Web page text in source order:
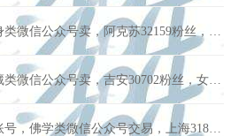
2017年注册账号，健身类微信公众号卖，阿克苏32159粉丝，女粉多，高播放，高点赞
2017年注册账号，收藏类微信公众号卖，吉安30702粉丝，女粉多，先到先得
2017年注册订阅公众账号，佛学类微信公众号交易，上海31879粉丝，女粉多，价格可谈